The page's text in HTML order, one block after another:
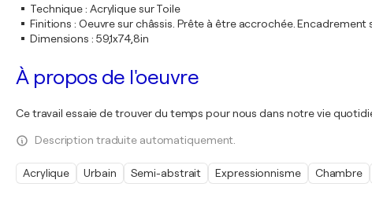
Technique: Acrylique sur Toile
Finitions : Oeuvre sur châssis. Prête à être accrochée. Encadrement
Dimensions : 59,1x74,8in
À propos de l'oeuvre
Ce travail essaie de trouver du temps pour nous dans notre vie
Description traduite automatiquement.
Acrylique Urbain Semi-abstrait Expressionnisme Chambre